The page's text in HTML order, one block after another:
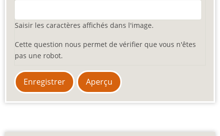
Saisir les caractères affichés dans l'image.
Cette question nous permet de vérifier que vous n'êtes
pas une robot.